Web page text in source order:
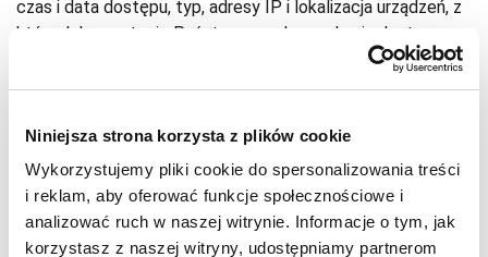
Niniejsza strona korzysta z plików cookie
Wykorzystujemy pliki cookie do spersonalizowania treści
i reklam, aby oferować funkcje społecznościowe i
analizować ruch w naszej witrynie. Informacje o tym, jak
korzystasz z naszej witryny, udostępniamy partnerom
czas i data dostępu, typ, adresy IP i lokalizacja urządzeń, z
których korzystacie Państwo w celu uzyskania dostępu,
zapytania do Web-Aplikacji, odpowiedzi udzielone przez
Web-Aplikację podczas korzystania z Web-Aplikacji.
Należy pamiętać, że jeśli użytkownik wyrazi zgodę na
stosowanie plików cookie, jego dane będą również
przetwarzane przez firmę zewnętrzną zgodnie z wyżej
wymienioną politykąplików cookiei jejpolityką
prywatności